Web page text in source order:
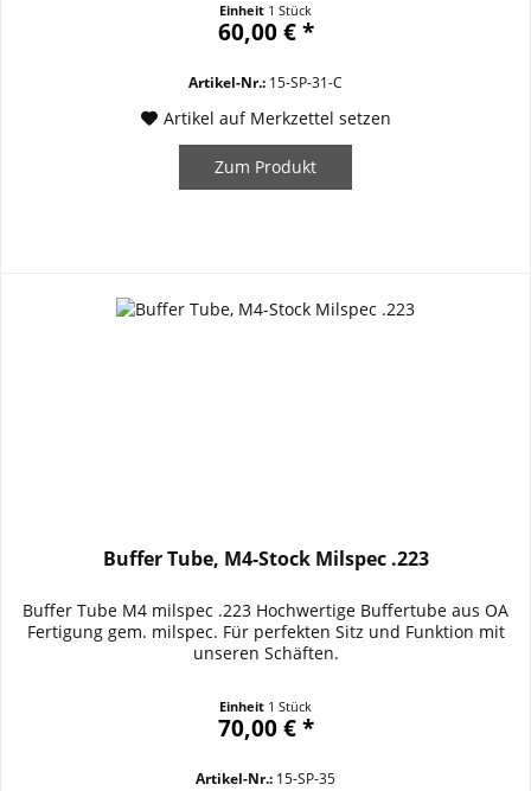
Einheit 1 Stück
60,00 € *
Artikel-Nr.: 15-SP-31-C
Artikel auf Merkzettel setzen
Zum Produkt
Buffer Tube, M4-Stock Milspec .223
Buffer Tube M4 milspec .223 Hochwertige Buffertube aus OA
Fertigung gem. milspec. Für perfekten Sitz und Funktion mit
unseren Schäften.
Einheit 1 Stück
70,00 € *
Artikel-Nr.: 15-SP-35